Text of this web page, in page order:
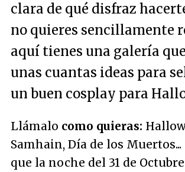
clara de qué disfraz
no quieres sencillamente
aquí tienes una galería
unas cuantas ideas para
un buen cosplay para
Llámalo como quieras:
Samhain, Día de los Muertos...
que la noche del 31 de